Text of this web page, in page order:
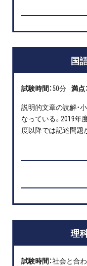
国
試験時間：50分 満点：
説明的文章の読解・
なっている。2019年
度以降では記述問題
理
試験時間：社会と合